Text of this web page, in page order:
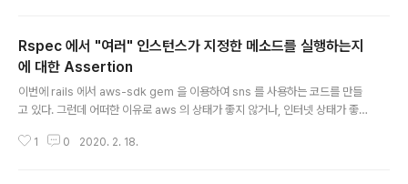
넣어주면 된다.
Rspec 에서 "여러" 인스턴스가 지정한 메소드를 실행하는지
에 대한 Assertion
이번에 rails 에서 aws-sdk gem 을 이용하여 sns 를 사용하는 코드를 만들
고 있다. 그런데 어떠한 이유로 aws 의 상태가 좋지 않거나, 인터넷 상태가 좋
법을 이용해 retry 로직을 구현하였다. begin 블럭안에서 처리하는 로직에서
1 0 2020. 2. 18.